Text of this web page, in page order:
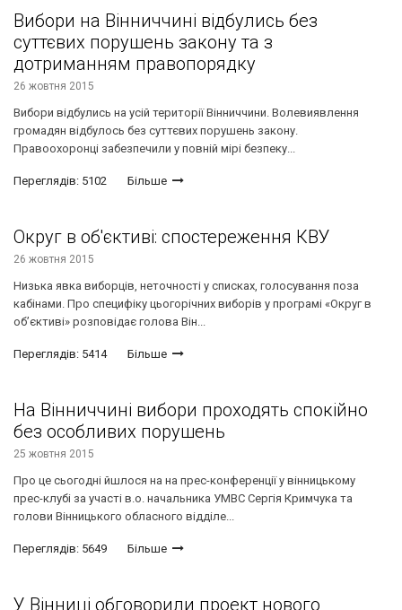
Вибори на Вінниччині відбулись без
суттєвих порушень закону та з
дотриманням правопорядку
26 жовтня 2015
Вибори відбулись на усій території Вінниччини. Волевиявлення
громадян відбулось без суттєвих порушень закону.
Правоохоронці забезпечили у повній мірі безпеку...
Переглядів: 5102 Більше
Округ в об'єктиві: спостереження КВУ
26 жовтня 2015
Низька явка виборців, неточності у списках, голосування поза
кабінами. Про специфіку цьогорічних виборів у програмі «Округ в
об’єктиві» розповідає голова Він...
Переглядів: 5414 Більше
На Вінниччині вибори проходять спокійно
без особливих порушень
25 жовтня 2015
Про це сьогодні йшлося на на прес-конференції у вінницькому
прес-клубі за участі в.о. начальника УМВС Сергія Кримчука та
голови Вінницького обласного відділе...
Переглядів: 5649 Більше
У Вінниці обговорили проект нового